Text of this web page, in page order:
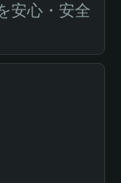
安心・安全